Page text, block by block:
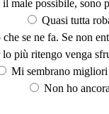
il male possibile, sono
Quasi tutta
se ne fa. Se non
lo più ritengo venga
Mi sembrano
Non ho